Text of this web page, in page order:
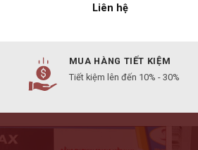
Liên hệ
MUA HÀNG TIẾT KIỆM
Tiết kiệm lên đến 10% - 30%